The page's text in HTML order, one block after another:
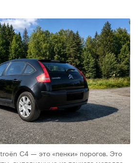
С4 — это «пенки» порогов. Это